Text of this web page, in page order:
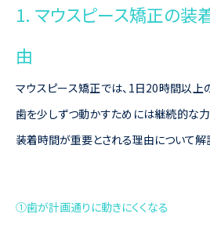
1. マウスピース矯正の装
由
マウスピース矯正では、1日20時間以上
歯を少しずつ動かすためには継続的な力
装着時間が重要とされる理由について解
①歯が計画通りに動きにくくなる